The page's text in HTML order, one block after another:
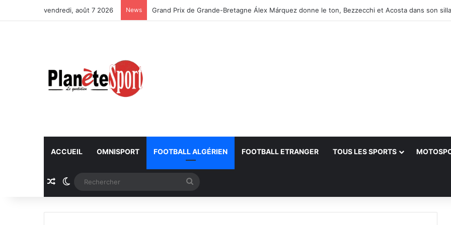
vendredi, août 7 2026 News Championnat du monde — Herbert : « McLaren sera la principale menace pour Antonelli et
ACCUEIL OMNISPORT FOOTBALL ALGÉRIEN FOOTBALL ETRANGER TOUS LES SPORTS
Article Aléatoire
Switch skin